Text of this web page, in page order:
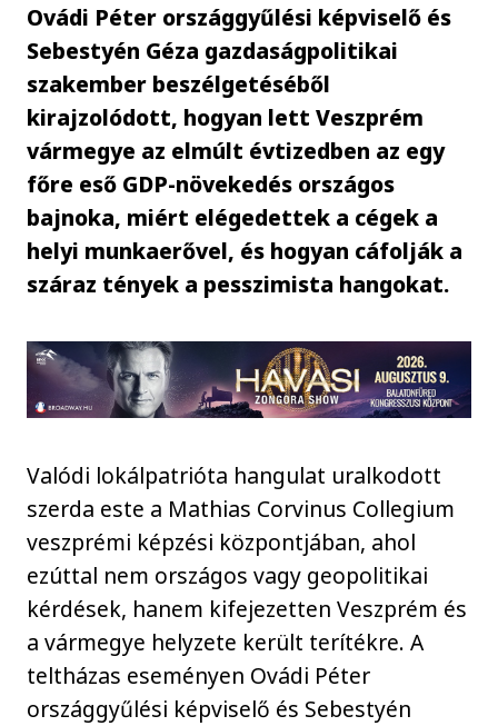
Ovádi Péter országgyűlési képviselő és
Sebestyén Géza gazdaságpolitikai
szakember beszélgetéséből
kirajzolódott, hogyan lett Veszprém
vármegye az elmúlt évtizedben az egy
főre eső GDP-növekedés országos
bajnoka, miért elégedettek a cégek a
helyi munkaerővel, és hogyan cáfolják a
száraz tények a pesszimista hangokat.
Valódi lokálpatrióta hangulat uralkodott
szerda este a Mathias Corvinus Collegium
veszprémi képzési központjában, ahol
ezúttal nem országos vagy geopolitikai
kérdések, hanem kifejezetten Veszprém és
a vármegye helyzete került terítékre. A
teltházas eseményen Ovádi Péter
országgyűlési képviselő és Sebestyén